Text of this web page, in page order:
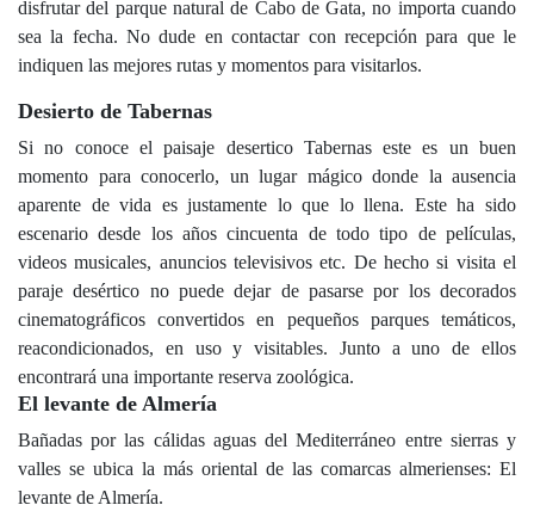
disfrutar del parque natural de Cabo de Gata, no importa cuando
sea la fecha. No dude en contactar con recepción para que le
indiquen las mejores rutas y momentos para visitarlos.
Desierto de Tabernas
Si no conoce el paisaje desertico Tabernas este es un buen
momento para conocerlo, un lugar mágico donde la ausencia
aparente de vida es justamente lo que lo llena. Este ha sido
escenario desde los años cincuenta de todo tipo de películas,
videos musicales, anuncios televisivos etc. De hecho si visita el
paraje desértico no puede dejar de pasarse por los decorados
cinematográficos convertidos en pequeños parques temáticos,
reacondicionados, en uso y visitables. Junto a uno de ellos
encontrará una importante reserva zoológica.
El levante de Almería
Bañadas por las cálidas aguas del Mediterráneo entre sierras y
valles se ubica la más oriental de las comarcas almerienses: El
levante de Almería.